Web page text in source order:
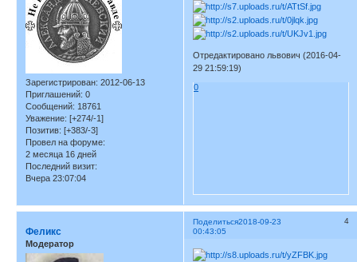
Зарегистрирован: 2012-06-13
Приглашений: 0
Сообщений: 18761
Уважение: [+274/-1]
Позитив: [+383/-3]
Провел на форуме:
2 месяца 16 дней
Последний визит:
Вчера 23:07:04
Отредактировано львович (2016-04-
29 21:59:19)
0
Поделиться 4
2018-09-23
00:43:05
Феликс
Модератор